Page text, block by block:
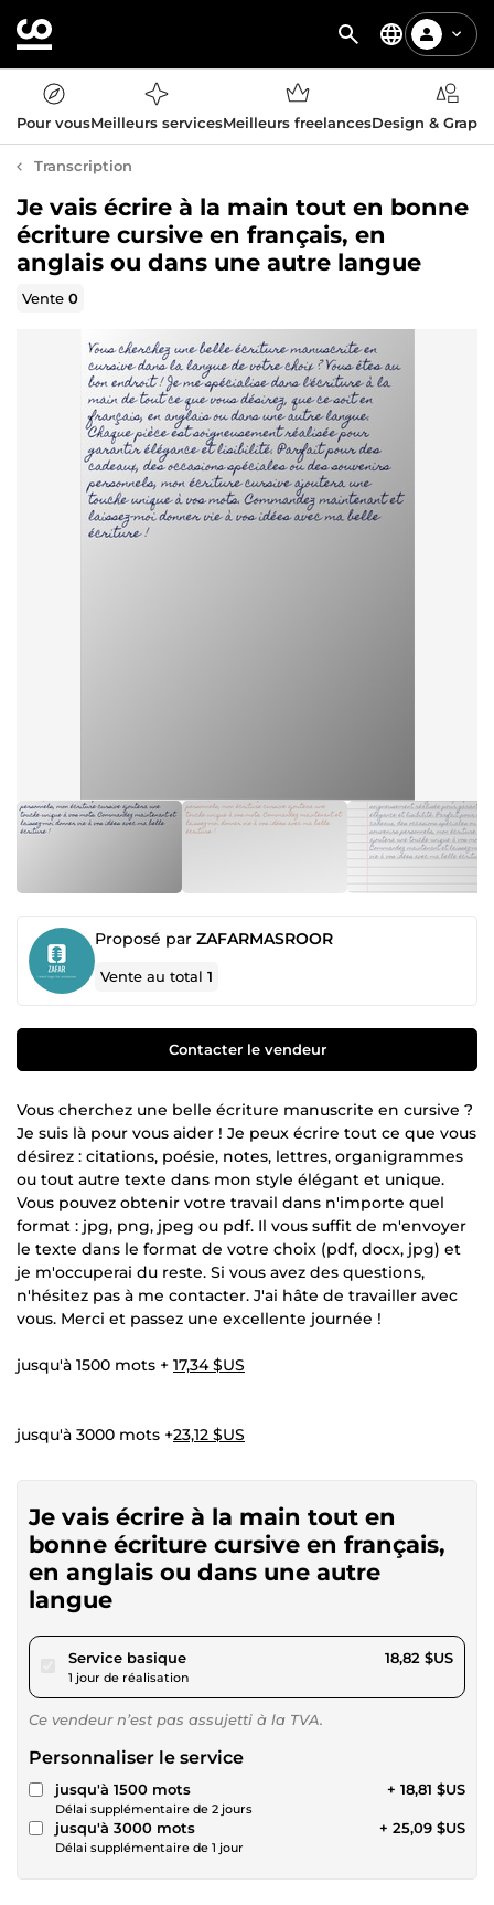
Pour vousMeilleurs servicesMeilleurs freelancesDesign &
Transcription
Je vais écrire à la main tout en bonne
écriture cursive en français, en
anglais ou dans une autre langue
Vente0
Proposé par ZAFARMASROOR
Vente au total1
Contacter le vendeur
Vous cherchez une belle écriture manuscrite en cursive ?
Je suis là pour vous aider ! Je peux écrire tout ce que vous
désirez : citations, poésie, notes, lettres, organigrammes
ou tout autre texte dans mon style élégant et unique.
Vous pouvez obtenir votre travail dans n'importe quel
format : jpg, png, jpeg ou pdf. Il vous suffit de m'envoyer
le texte dans le format de votre choix (pdf, docx, jpg) et
je m'occuperai du reste. Si vous avez des questions,
n'hésitez pas à me contacter. J'ai hâte de travailler avec
vous. Merci et passez une excellente journée !
jusqu'à 1500 mots + 17,34 $US
jusqu'à 3000 mots +23,12 $US
Je vais écrire à la main tout en
bonne écriture cursive en français,
en anglais ou dans une autre
langue
Service basiquepour 17,34 $US
1 jour de réalisation
18,82 $US
Ce vendeur n’est pas assujetti à la TVA.
Personnaliser le service
jusqu'à 1500 mots
Délai supplémentaire de 2 jours
+ 18,81 $US
jusqu'à 3000 mots
Délai supplémentaire de 1 jour
+ 25,09 $US